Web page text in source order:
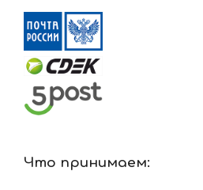
Что принимаем: